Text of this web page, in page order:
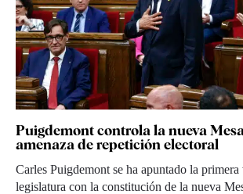
Puigdemont controla la nueva
amenaza de repetición electoral
Carles Puigdemont se ha apuntado la
legislatura con la constitución de la nueva